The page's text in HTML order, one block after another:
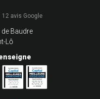
12 avis Google
Baudre
Lô